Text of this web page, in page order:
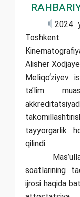
2024
Toshkent
Alisher
Meliqо‘ziyev
ta’lim
tayyorgarlik
qilindi.
Mas’ullar
soatlarining
ijrosi haqida